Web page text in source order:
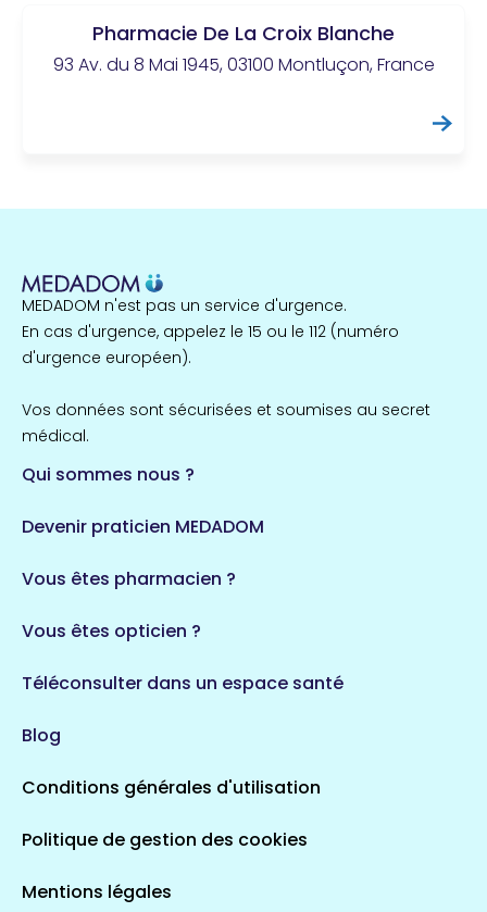
Pharmacie De La Croix Blanche
93 Av. du 8 Mai 1945, 03100 Montluçon, France
MEDADOM n'est pas un service d'urgence.
En cas d'urgence, appelez le 15 ou le 112 (numéro
d'urgence européen).
Vos données sont sécurisées et soumises au secret
médical.
Qui sommes nous ?
Devenir praticien MEDADOM
Vous êtes pharmacien ?
Vous êtes opticien ?
Téléconsulter dans un espace santé
Blog
Conditions générales d'utilisation
Politique de gestion des cookies
Mentions légales